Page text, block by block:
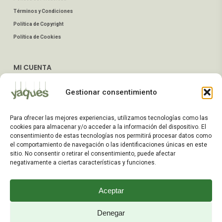
Gestionar consentimiento
Para ofrecer las mejores experiencias, utilizamos tecnologías como las
cookies para almacenar y/o acceder a la información del dispositivo. El
consentimiento de estas tecnologías nos permitirá procesar datos como
el comportamiento de navegación o las identificaciones únicas en este
sitio. No consentir o retirar el consentimiento, puede afectar
negativamente a ciertas características y funciones.
Aceptar
Denegar
Términos y Condiciones
Política de Copyright
Política de Cookies
MI CUENTA
Dirección de Envío
Preguntas Frecuentes
ATENCIÓN AL CLIENTE